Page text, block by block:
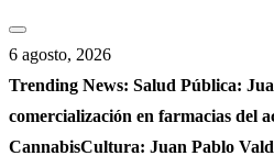
Saltar
al
contenido
6 agosto, 2026
Trending News: Salud Pública:
comercialización en farmacias del
CannabisCultura: Juan Pablo